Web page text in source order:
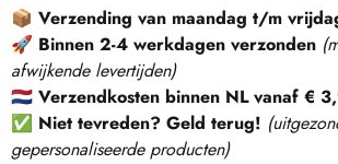
📦 Verzending van maandag t/m
🚀 Binnen 2-4 werkdagen verzonden
afwijkende levertijden)
🇳🇱 Verzendkosten binnen NL vanaf €
✅ Niet tevreden? Geld terug! (
gepersonaliseerde producten)